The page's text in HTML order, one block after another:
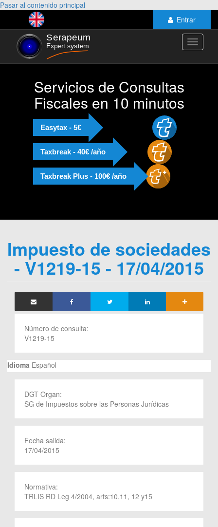
Pasar al contenido principal
Entrar
Toggle
Servicios de Consultas
Fiscales en 10 minutos
Easytax - 5€
Taxbreak - 40€ /año
Taxbreak Plus - 100€ /año
Impuesto de sociedades
- V1219-15 - 17/04/2015
Número de consulta:
V1219-15
Idioma Español
DGT Organ:
SG de Impuestos sobre las Personas Jurídicas
Fecha salida:
17/04/2015
Normativa:
TRLIS RD Leg 4/2004, arts:10,11, 12 y15